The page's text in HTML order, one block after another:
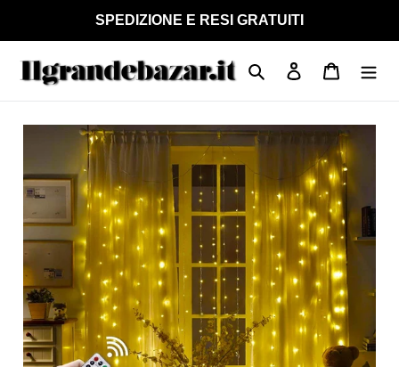
contenuti
SPEDIZIONE E RESI GRATUITI
Cerca Accedi Carrello